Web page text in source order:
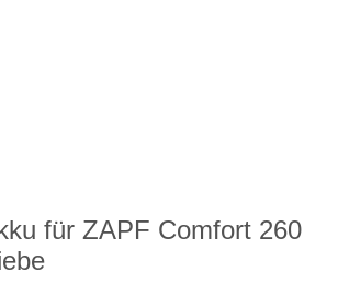
für ZAPF Comfort 260